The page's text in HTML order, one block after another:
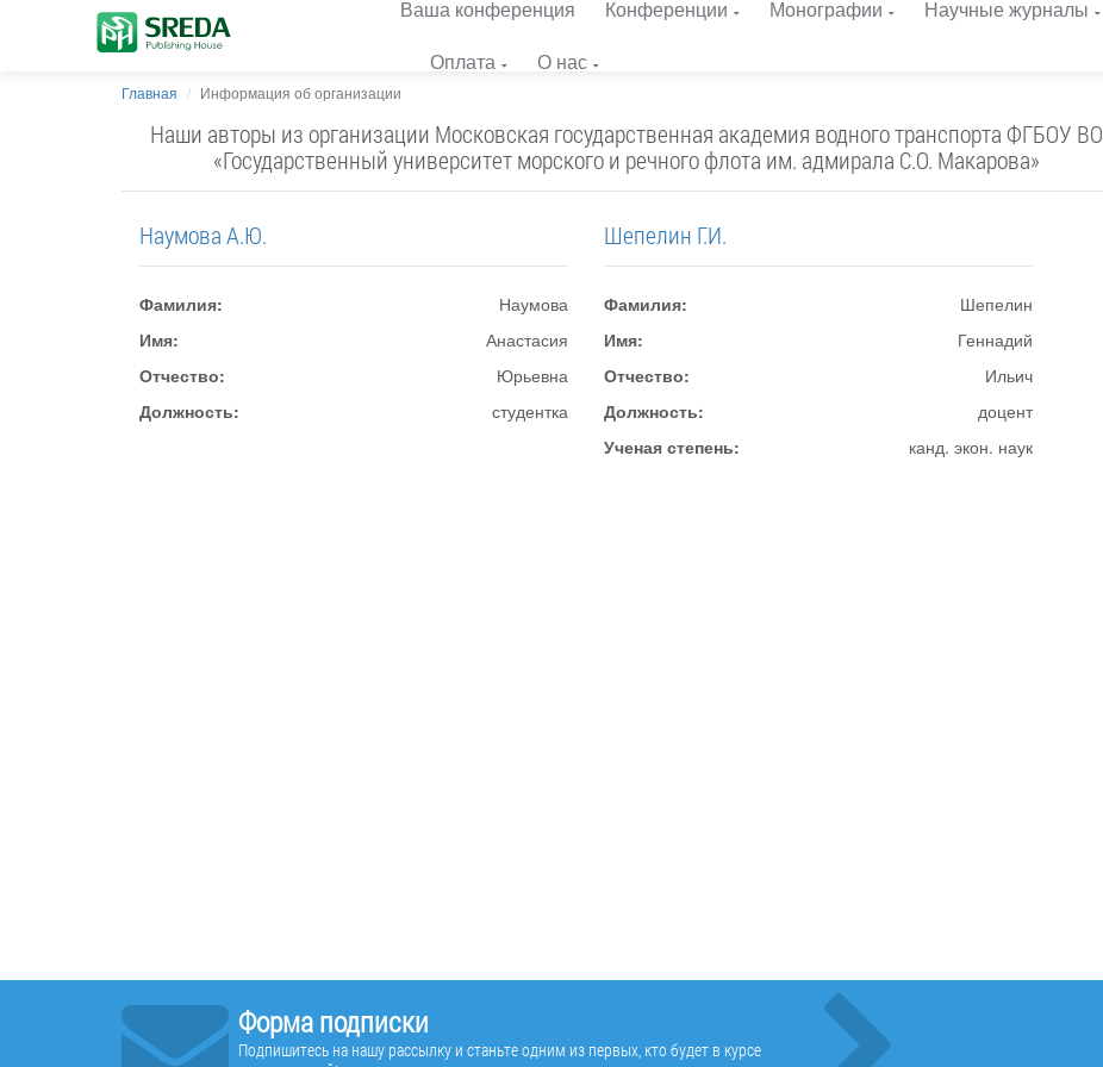
Ваша конференция Конференции Монографии
Научные журналы
Оплата
О нас
Главная Информация об организации
Наши авторы из организации Московская государственная академия водного транспорта ФГБОУ ВО
«Государственный университет морского и речного флота им. адмирала С.О. Макарова»
Наумова А.Ю.
Фамилия:
Наумова
Имя:
Анастасия
Отчество:
Юрьевна
Должность:
студентка
Шепелин Г.И.
Фамилия:
Шепелин
Имя:
Геннадий
Отчество:
Ильич
Должность:
доцент
Ученая степень:
канд. экон. наук
Форма подписки
Подпишитесь на нашу рассылку и станьте одним из первых, кто будет в курсе